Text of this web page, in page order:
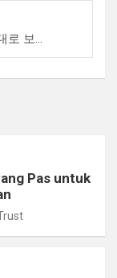
로 보...
Pas untuk